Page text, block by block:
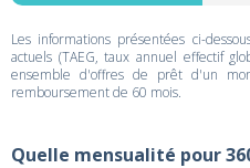
Les informations présentées ci-
actuels (TAEG, taux annuel effectif
ensemble d'offres de prêt d'un
remboursement de 60 mois.
Quelle mensualité pour